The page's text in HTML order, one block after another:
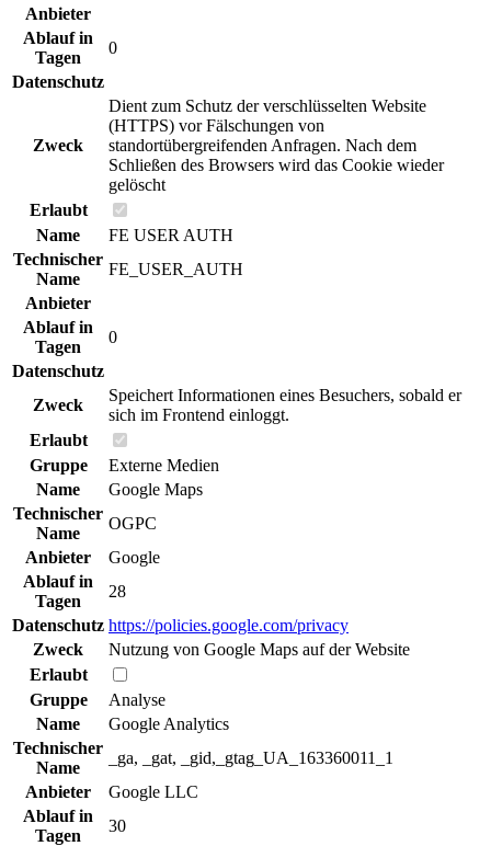
Anbieter
Ablauf in
Tagen
0
Datenschutz
Zweck
Dient zum Schutz der verschlüsselten Website
(HTTPS) vor Fälschungen von
standortübergreifenden Anfragen. Nach dem
Schließen des Browsers wird das Cookie wieder
gelöscht
Erlaubt
Name
FE USER AUTH
Technischer
Name
FE_USER_AUTH
Anbieter
Ablauf in
Tagen
0
Datenschutz
Zweck
Speichert Informationen eines Besuchers, sobald er
sich im Frontend einloggt.
Erlaubt
Gruppe
Externe Medien
Name
Google Maps
Technischer
Name
OGPC
Anbieter
Google
Ablauf in
Tagen
28
Datenschutz https://policies.google.com/privacy
Zweck
Nutzung von Google Maps auf der Website
Erlaubt
Gruppe
Analyse
Name
Google Analytics
Technischer
Name
_ga, _gat, _gid,_gtag_UA_163360011_1
Anbieter
Google LLC
Ablauf in
Tagen
30